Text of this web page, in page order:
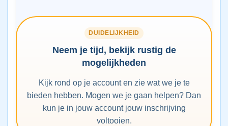
DUIDELIJKHEID
Neem je tijd, bekijk rustig de
mogelijkheden
Kijk rond op je account en zie wat we je te
bieden hebben. Mogen we je gaan helpen? Dan
kun je in jouw account jouw inschrijving
voltooien.